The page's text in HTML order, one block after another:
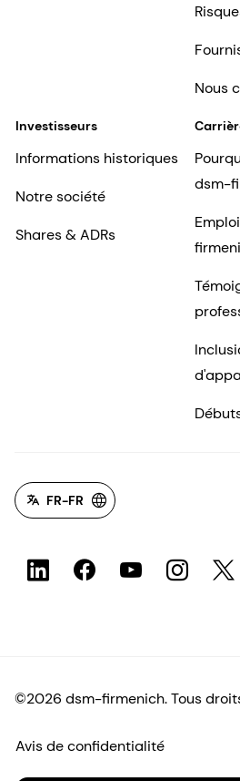
Nous
Investisseurs
Informations historiques
Notre société
Shares & ADRs
dsm-
FR-FR
©2026 dsm-firmenich. Tous
Avis de confidentialité